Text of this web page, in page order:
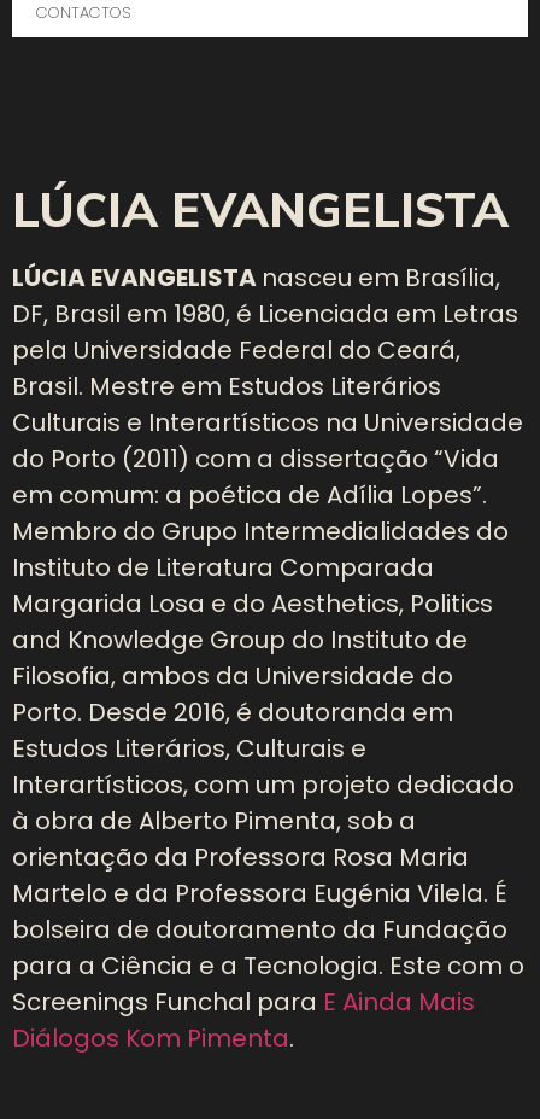
CONTACTOS
LÚCIA EVANGELISTA
LÚCIA EVANGELISTA nasceu em Brasília,
DF, Brasil em 1980, é Licenciada em Letras
pela Universidade Federal do Ceará,
Brasil. Mestre em Estudos Literários
Culturais e Interartísticos na Universidade
do Porto (2011) com a dissertação “Vida
em comum: a poética de Adília Lopes”.
Membro do Grupo Intermedialidades do
Instituto de Literatura Comparada
Margarida Losa e do Aesthetics, Politics
and Knowledge Group do Instituto de
Filosofia, ambos da Universidade do
Porto. Desde 2016, é doutoranda em
Estudos Literários, Culturais e
Interartísticos, com um projeto dedicado
à obra de Alberto Pimenta, sob a
orientação da Professora Rosa Maria
Martelo e da Professora Eugénia Vilela. É
bolseira de doutoramento da Fundação
para a Ciência e a Tecnologia. Este com o
Screenings Funchal para E Ainda Mais
Diálogos Kom Pimenta.